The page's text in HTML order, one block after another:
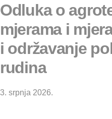
Odluka o
mjerama i
i održavanje
rudina
3. srpnja 2026.